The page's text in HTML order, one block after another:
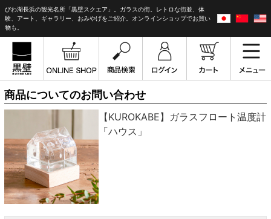
びわ湖長浜の観光名所「黒壁スクエア」。ガラスの街。レトロな街並、体
験、アート、ギャラリー、おみやげをご紹介。オンラインショップでお買い
物も。
商品についてのお問い合わせ
【KUROKABE】ガラスフロート温度計
「ハウス」